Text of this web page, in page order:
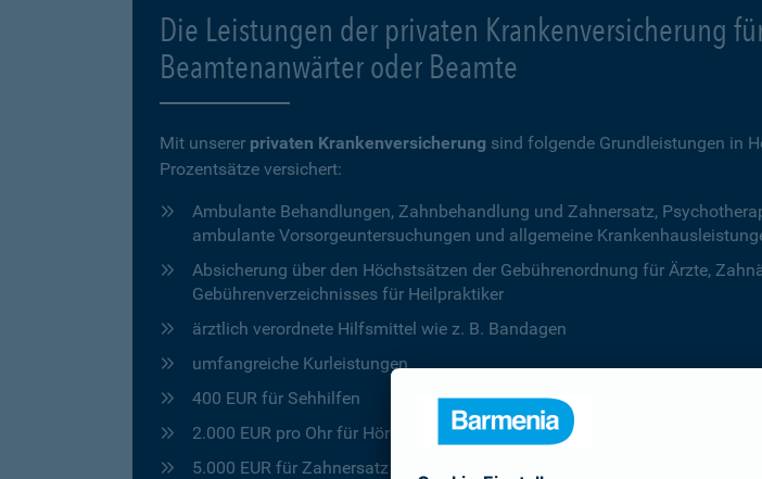
Die Leistungen der privaten Krankenversicherung
Beamtenanwärter oder Beamte
Mit unserer privaten Krankenversicherung sind folgende Grundleistungen in
Prozentsätze versichert:
Ambulante Behandlungen, Zahnbehandlung und Zahnersatz,
ambulante Vorsorgeuntersuchungen und allgemeine
Absicherung über den Höchstsätzen der Gebührenordnung für Ärzte,
Gebührenverzeichnisses für Heilpraktiker
ärztlich verordnete Hilfsmittel wie z. B. Bandagen
umfangreiche Kurleistungen
400 EUR für Sehhilfen
2.000 EUR pro Ohr für Hörgeräte
5.000 EUR für Zahnersatz in den ersten beiden Kalenderjahren, ab dem